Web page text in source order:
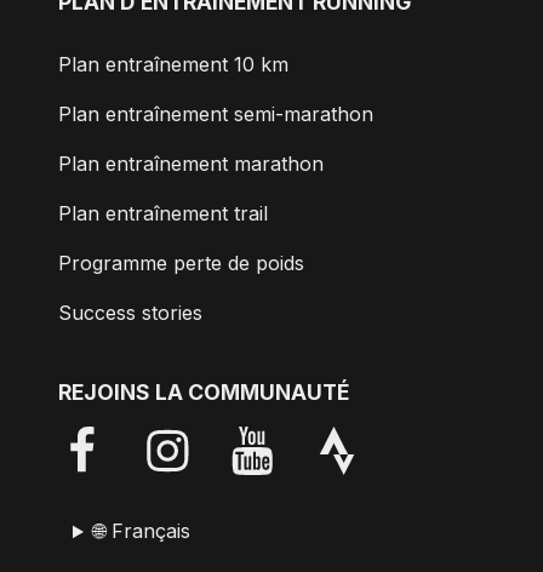
Plan entraînement 10 km
Plan entraînement semi-marathon
Plan entraînement marathon
Plan entraînement trail
Programme perte de poids
Success stories
REJOINS LA COMMUNAUTÉ
🌐 Français